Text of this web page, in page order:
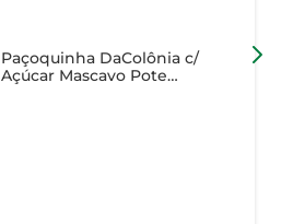
Paçoquinha DaColônia c/
Açúcar Mascavo Pote